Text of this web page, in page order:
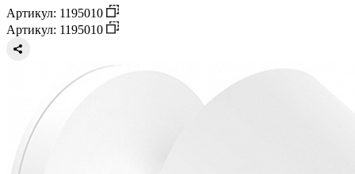
Артикул: 1195010
Артикул: 1195010